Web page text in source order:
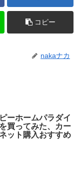
コピー
nakaナカ
ーホームパラダイ
買ってみた、カー
ット購入おすすめ